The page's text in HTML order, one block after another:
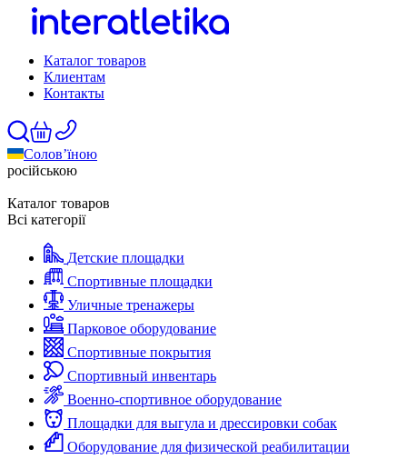
Каталог товаров
Клиентам
Контакты
Солов’їною
російською
Каталог товаров
Всі категорії
Детские площадки
Спортивные площадки
Уличные тренажеры
Парковое оборудование
Спортивные покрытия
Спортивный инвентарь
Военно-спортивное оборудование
Площадки для выгула и дрессировки собак
Оборудование для физической реабилитации